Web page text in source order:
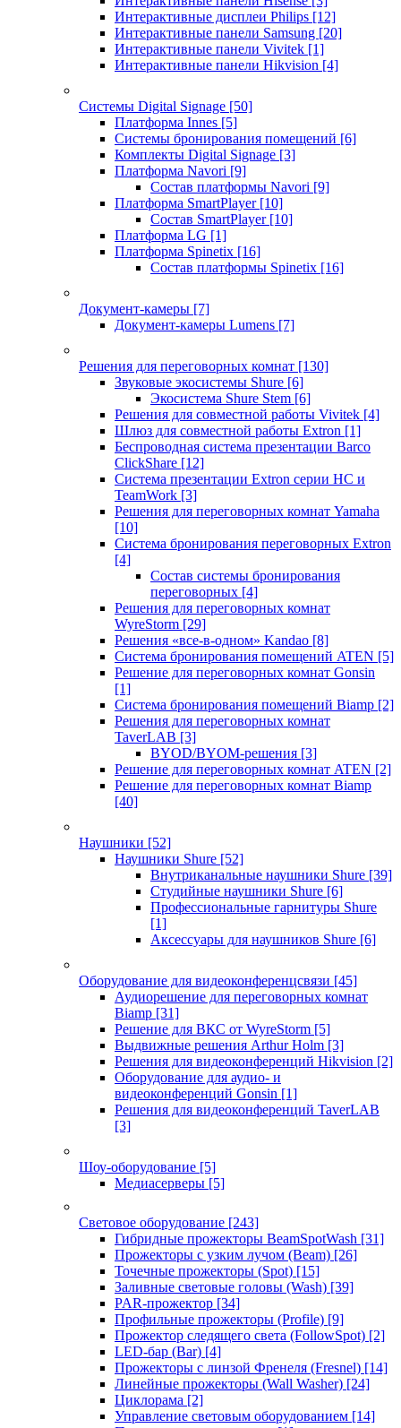
Интерактивные дисплеи Philips [12]
Интерактивные панели Samsung [20]
Интерактивные панели Vivitek [1]
Интерактивные панели Hikvision [4]
Системы Digital Signage [50]
Платформа Innes [5]
Системы бронирования помещений [6]
Комплекты Digital Signage [3]
Платформа Navori [9]
Состав платформы Navori [9]
Платформа SmartPlayer [10]
Состав SmartPlayer [10]
Платформа LG [1]
Платформа Spinetix [16]
Состав платформы Spinetix [16]
Документ-камеры [7]
Документ-камеры Lumens [7]
Решения для переговорных комнат [130]
Звуковые экосистемы Shure [6]
Экосистема Shure Stem [6]
Решения для совместной работы Vivitek [4]
Шлюз для совместной работы Extron [1]
Беспроводная система презентации Barco
ClickShare [12]
Система презентации Extron серии HC и
TeamWork [3]
Решения для переговорных комнат Yamaha
[10]
Система бронирования переговорных Extron
[4]
Состав системы бронирования
переговорных [4]
Решения для переговорных комнат
WyreStorm [29]
Решения «все-в-одном» Kandao [8]
Система бронирования помещений ATEN [5]
Решение для переговорных комнат Gonsin
[1]
Система бронирования помещений Biamp [2]
Решения для переговорных комнат
TaverLAB [3]
BYOD/BYOM-решения [3]
Решение для переговорных комнат ATEN [2]
Решение для переговорных комнат Biamp
[40]
Наушники [52]
Наушники Shure [52]
Внутриканальные наушники Shure [39]
Студийные наушники Shure [6]
Профессиональные гарнитуры Shure
[1]
Аксессуары для наушников Shure [6]
Оборудование для видеоконференцсвязи [45]
Аудиорешение для переговорных комнат
Biamp [31]
Решение для ВКС от WyreStorm [5]
Выдвижные решения Arthur Holm [3]
Решения для видеоконференций Hikvision [2]
Оборудование для аудио- и
видеоконференций Gonsin [1]
Решения для видеоконференций TaverLAB
[3]
Шоу-оборудование [5]
Медиасерверы [5]
Световое оборудование [243]
Гибридные прожекторы BeamSpotWash [31]
Прожекторы с узким лучом (Beam) [26]
Точечные прожекторы (Spot) [15]
Заливные световые головы (Wash) [39]
PAR-прожектор [34]
Профильные прожекторы (Profile) [9]
Прожектор следящего света (FollowSpot) [2]
LED-бар (Bar) [4]
Прожекторы с линзой Френеля (Fresnel) [14]
Линейные прожекторы (Wall Washer) [24]
Циклорама [2]
Управление световым оборудованием [14]